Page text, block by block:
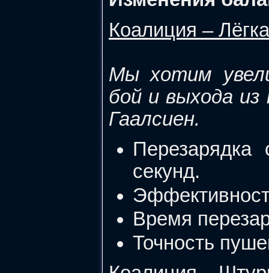
Коалиция –
Мы хотим
бой и выхода
Гаалсиен.
секунд.
Время
Точность